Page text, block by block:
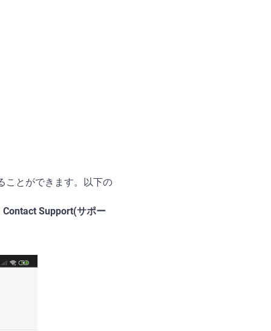
ことができます。以下の
Contact Support(サポー